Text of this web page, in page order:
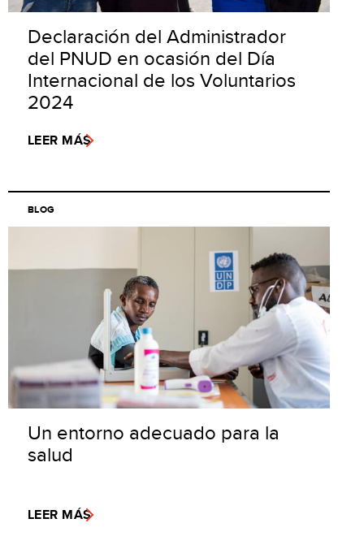
Declaración del Administrador
del PNUD en ocasión del Día
Internacional de los Voluntarios
2024
LEER MÁS
BLOG
Un entorno adecuado para la
salud
LEER MÁS